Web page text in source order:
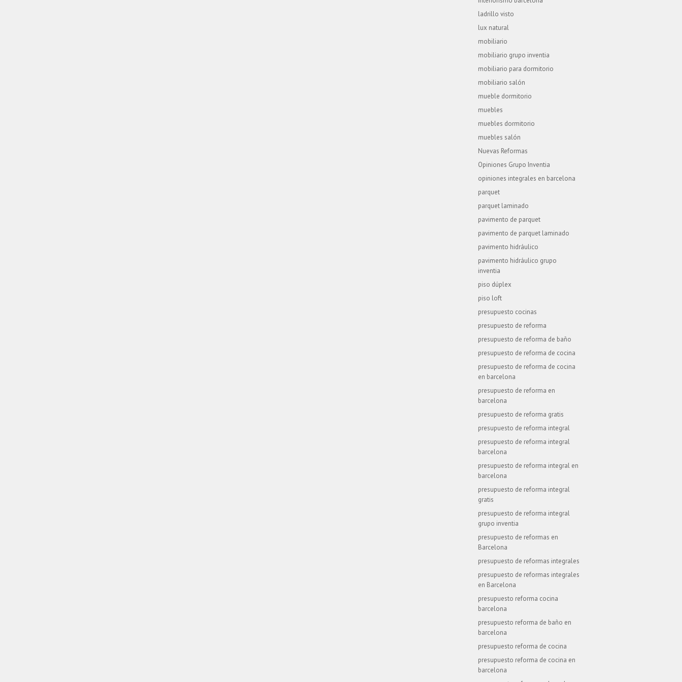
ladrillo visto
lux natural
mobiliario
mobiliario grupo inventia
mobiliario para dormitorio
mobiliario salón
mueble dormitorio
muebles
muebles dormitorio
muebles salón
Nuevas Reformas
Opiniones Grupo Inventia
opiniones integrales en barcelona
parquet
parquet laminado
pavimento de parquet
pavimento de parquet laminado
pavimento hidráulico
pavimento hidráulico grupo
inventia
piso dúplex
piso loft
presupuesto cocinas
presupuesto de reforma
presupuesto de reforma de baño
presupuesto de reforma de cocina
presupuesto de reforma de cocina
en barcelona
presupuesto de reforma en
barcelona
presupuesto de reforma gratis
presupuesto de reforma integral
presupuesto de reforma integral
barcelona
presupuesto de reforma integral en
barcelona
presupuesto de reforma integral
gratis
presupuesto de reforma integral
grupo inventia
presupuesto de reformas en
Barcelona
presupuesto de reformas integrales
presupuesto de reformas integrales
en Barcelona
presupuesto reforma cocina
barcelona
presupuesto reforma de baño en
barcelona
presupuesto reforma de cocina
presupuesto reforma de cocina en
barcelona